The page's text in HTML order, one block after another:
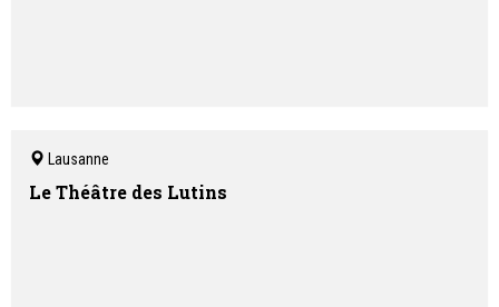
Lausanne
Le Théâtre des Lutins